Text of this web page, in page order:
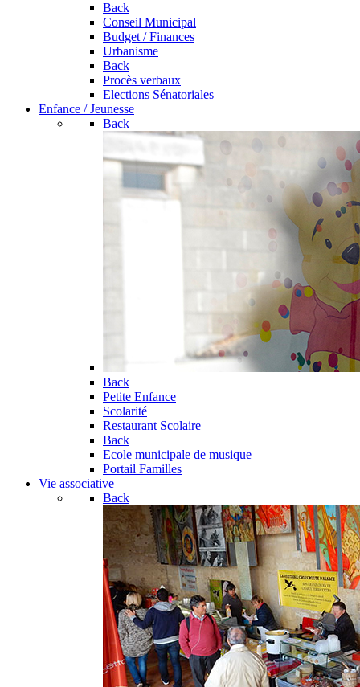
Back
Conseil Municipal
Budget / Finances
Urbanisme
Back
Procès verbaux
Elections Sénatoriales
Enfance / Jeunesse
Back
Back
Petite Enfance
Scolarité
Restaurant Scolaire
Back
Ecole municipale de musique
Portail Familles
Vie associative
Back